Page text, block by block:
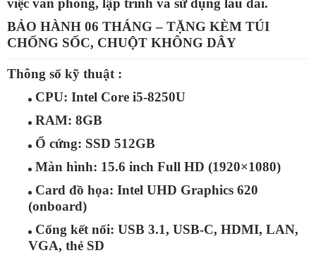
việc văn phòng, lập trình và sử dụng lâu dài.
BẢO HÀNH 06 THÁNG – TẶNG KÈM TÚI
CHỐNG SỐC, CHUỘT KHÔNG DÂY
Thông số kỹ thuật :
CPU: Intel Core i5-8250U
RAM: 8GB
Ổ cứng: SSD 512GB
Màn hình: 15.6 inch Full HD (1920×1080)
Card đồ họa: Intel UHD Graphics 620
(onboard)
Cổng kết nối: USB 3.1, USB-C, HDMI, LAN,
VGA, thẻ SD